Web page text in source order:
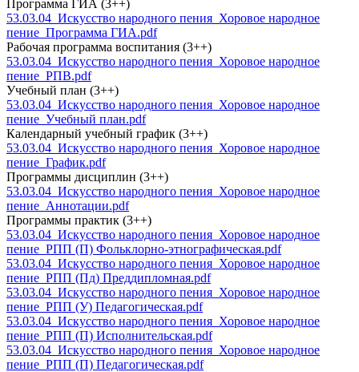
Программа ГИА (3++)
53.03.04_Искусство народного пения_Хоровое народное
пение_Программа ГИА.pdf
Рабочая программа воспитания (3++)
53.03.04_Искусство народного пения_Хоровое народное
пение_РПВ.pdf
Учебный план (3++)
53.03.04_Искусство народного пения_Хоровое народное
пение_Учебный план.pdf
Календарный учебный график (3++)
53.03.04_Искусство народного пения_Хоровое народное
пение_График.pdf
Программы дисциплин (3++)
53.03.04_Искусство народного пения_Хоровое народное
пение_Аннотации.pdf
Программы практик (3++)
53.03.04_Искусство народного пения_Хоровое народное
пение_РПП (П) Фольклорно-этнографическая.pdf
53.03.04_Искусство народного пения_Хоровое народное
пение_РПП (Пд) Преддипломная.pdf
53.03.04_Искусство народного пения_Хоровое народное
пение_РПП (У) Педагогическая.pdf
53.03.04_Искусство народного пения_Хоровое народное
пение_РПП (П) Исполнительская.pdf
53.03.04_Искусство народного пения_Хоровое народное
пение_РПП (П) Педагогическая.pdf